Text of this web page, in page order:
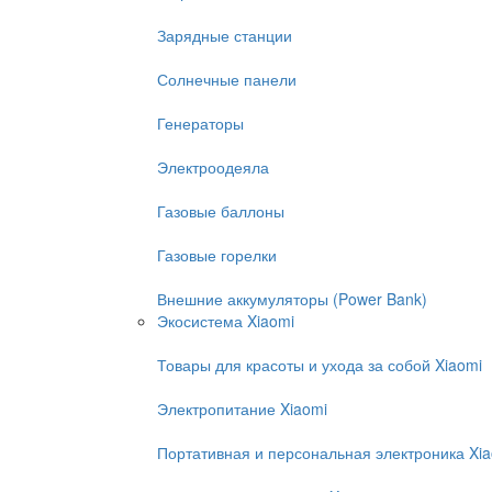
Зарядные станции
Солнечные панели
Генераторы
Электроодеяла
Газовые баллоны
Газовые горелки
Внешние аккумуляторы (Power Bank)
Экосистема Xiaomi
Товары для красоты и ухода за собой Xiaomi
Электропитание Xiaomi
Портативная и персональная электроника